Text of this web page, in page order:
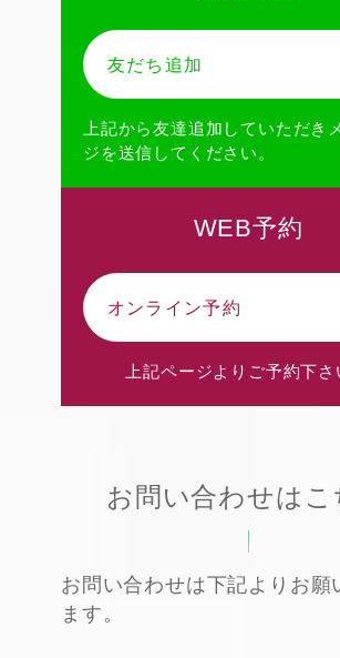
友だち追加
上記から友達追加していただき
ジを送信してください。
WEB予約
オンライン予約
上記ページよりご予約下さ
お問い合わせはこ
お問い合わせは下記よりお願
ます。